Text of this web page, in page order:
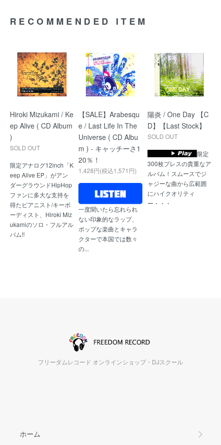
RECOMMENDED ITEM
Hiroki Mizukami / Ke
ep Alive ( CD Album
)
SOLD OUT
限定アナログ12inch「K
eep Alive EP」がアン
ダーグラウンドHipHop
ファンに多大な支持を
得たピアニスト/キーボ
ーディスト、Hiroki Miz
ukamiのソロ・フルアル
バム!!
【SALE】Arabesqu
e / Last Life In The
Universe ( CD Albu
m ) - キャッチーさ1
20％！
1,428円(税込1,571円)
一度聞いたら忘れられ
ない印象的なラップ、
ポップな楽曲とキャラ
クターで本国では数々
の...
陽炎 / One Day 【C
D】【Last Stock】
SOLD OUT
限定
300枚プレスの貴重なア
ルバム！スムースでジ
ャジーな曲から広範囲
にハイクオリティ
ー・・・
フリーダムレコード オンラインショップ・DJスクール
ホーム